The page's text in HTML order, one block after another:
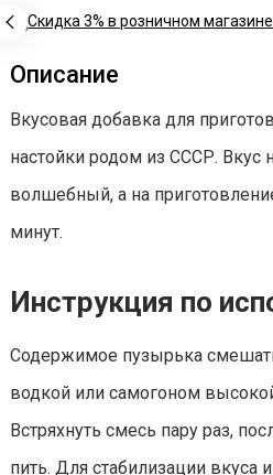
Описание
Вкусовая добавка для
настойки родом из СССР. Вкус
волшебный, а на
минут.
Инструкция по
Содержимое пузырька
водкой или самогоном
Встряхнуть смесь пару раз,
пить. Для стабилизации вкуса